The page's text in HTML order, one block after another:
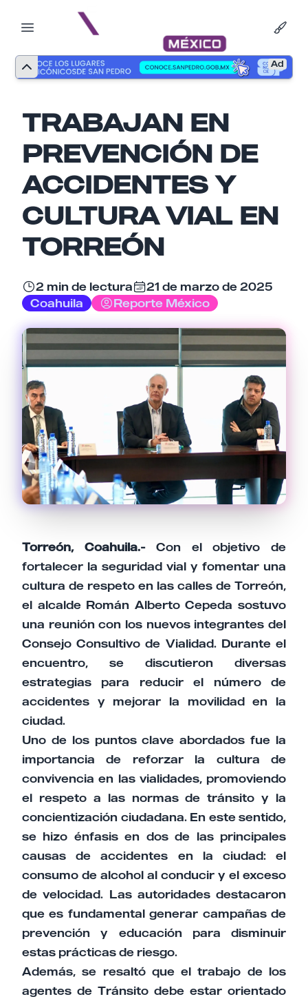
Ad
TRABAJAN EN
PREVENCIÓN DE
ACCIDENTES Y
CULTURA VIAL EN
TORREÓN
2 min de lectura
21 de marzo de 2025
Coahuila
Reporte México
Torreón, Coahuila.-Con el objetivo de
fortalecer la seguridad vial y fomentar una
cultura de respeto en las calles de Torreón,
el alcalde Román Alberto Cepeda sostuvo
una reunión con los nuevos integrantes del
Consejo Consultivo de Vialidad. Durante el
encuentro, se discutieron diversas
estrategias para reducir el número de
accidentes y mejorar la movilidad en la
ciudad.
Uno de los puntos clave abordados fue la
importancia de reforzar la cultura de
convivencia en las vialidades, promoviendo
el respeto a las normas de tránsito y la
concientización ciudadana. En este sentido,
se hizo énfasis en dos de las principales
causas de accidentes en la ciudad: el
consumo de alcohol al conducir y el exceso
de velocidad. Las autoridades destacaron
que es fundamental generar campañas de
prevención y educación para disminuir
estas prácticas de riesgo.
Además, se resaltó que el trabajo de los
agentes de Tránsito debe estar orientado
Email
Tu comentario
Cancelar Enviar comentario